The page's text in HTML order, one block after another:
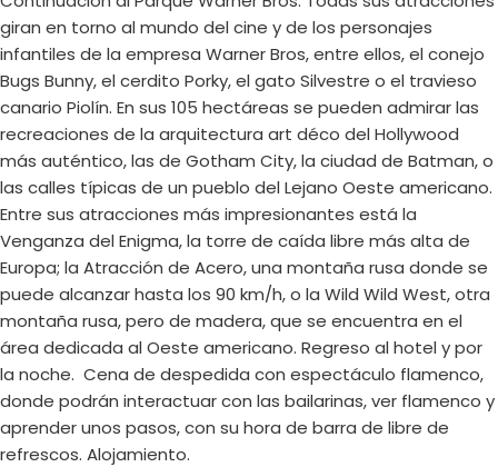
giran en torno al mundo del cine y de los personajes
infantiles de la empresa Warner Bros, entre ellos, el conejo
Bugs Bunny, el cerdito Porky, el gato Silvestre o el travieso
canario Piolín. En sus 105 hectáreas se pueden admirar las
recreaciones de la arquitectura art déco del Hollywood
más auténtico, las de Gotham City, la ciudad de Batman, o
las calles típicas de un pueblo del Lejano Oeste americano.
Entre sus atracciones más impresionantes está la
Venganza del Enigma, la torre de caída libre más alta de
Europa; la Atracción de Acero, una montaña rusa donde se
puede alcanzar hasta los 90 km/h, o la Wild Wild West, otra
montaña rusa, pero de madera, que se encuentra en el
área dedicada al Oeste americano. Regreso al hotel y por
la noche. Cena de despedida con espectáculo flamenco,
donde podrán interactuar con las bailarinas, ver flamenco y
aprender unos pasos, con su hora de barra de libre de
refrescos. Alojamiento.